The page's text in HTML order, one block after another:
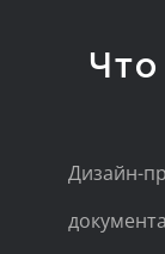
Дизайн-